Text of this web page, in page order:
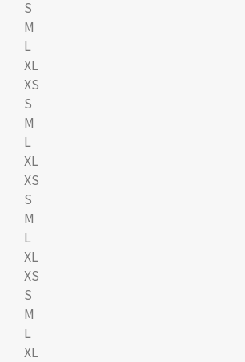
S
M
L
XL
XS
S
M
L
XL
XS
S
M
L
XL
XS
S
M
L
XL